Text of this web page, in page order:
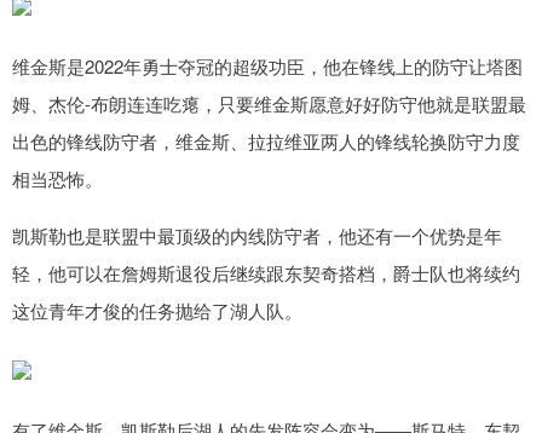
维金斯是2022年勇士夺冠的超级功臣，他在锋线上的防守让塔图
姆、杰伦-布朗连连吃瘪，只要维金斯愿意好好防守他就是联盟最
出色的锋线防守者，维金斯、拉拉维亚两人的锋线轮换防守力度
相当恐怖。
凯斯勒也是联盟中最顶级的内线防守者，他还有一个优势是年
轻，他可以在詹姆斯退役后继续跟东契奇搭档，爵士队也将续约
这位青年才俊的任务抛给了湖人队。